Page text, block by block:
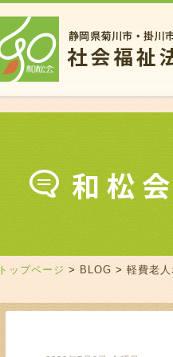
トップページ > BLOG > 軽費老